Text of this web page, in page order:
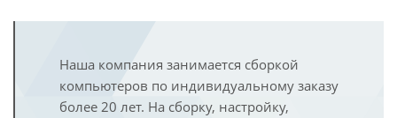
Наша компания занимается сборкой
компьютеров по индивидуальному заказу
более 20 лет. На сборку, настройку,